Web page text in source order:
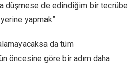
düşmese de edindiğim bir tecrübe
yapmak”
da tüm
öncesine göre bir adım daha